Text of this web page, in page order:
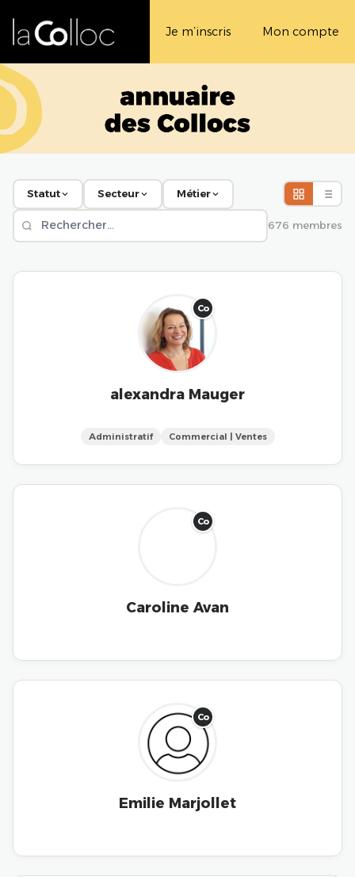
Je m’inscris Mon compte
Statut Secteur Métier
676 membres
Co
alexandra Mauger
Administratif Commercial | Ventes
Co
Caroline Avan
Co
Emilie Marjollet